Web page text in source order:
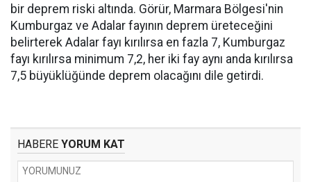
bir deprem riski altında. Görür, Marmara Bölgesi'nin
Kumburgaz ve Adalar fayının deprem üreteceğini
belirterek Adalar fayı kırılırsa en fazla 7, Kumburgaz
fayı kırılırsa minimum 7,2, her iki fay aynı anda kırılırsa
7,5 büyüklüğünde deprem olacağını dile getirdi.
HABERE YORUM KAT